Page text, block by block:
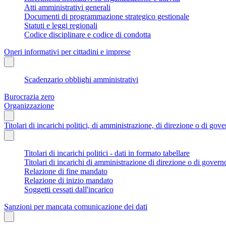
Atti amministrativi generali
Documenti di programmazione strategico gestionale
Statuti e leggi regionali
Codice disciplinare e codice di condotta
Oneri informativi per cittadini e imprese
Scadenzario obblighi amministrativi
Burocrazia zero
Organizzazione
Titolari di incarichi politici, di amministrazione, di direzione o di
Titolari di incarichi politici - dati in formato tabellare
Titolari di incarichi di amministrazione di direzione o di
Relazione di fine mandato
Relazione di inizio mandato
Soggetti cessati dall'incarico
Sanzioni per mancata comunicazione dei dati